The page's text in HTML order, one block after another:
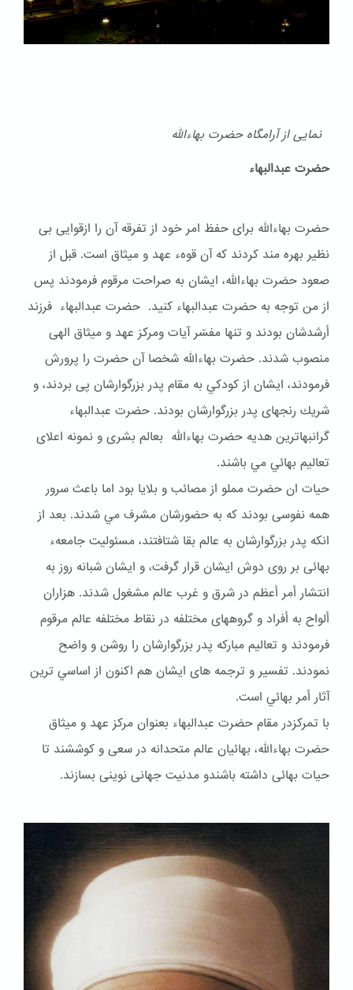
نمایی از آرامگاه حضرت بهاءالله
حضرت عبدالبهاء
حضرت بهاءالله برای حفظ امر خود از تفرقه آن را ازقوایی بی
نظیر بهره مند کردند که آن قوهء عهد و ميثاق است. قبل از
صعود حضرت بهاءالله، ایشان به صراحت مرقوم فرمودند پس
از من توجه به حضرت عبدالبهاء كنيد. حضرت عبدالبهاء فرزند
أرشدشان بودند و تنها مفسّر آيات ومركز عهد و ميثاق الهى
منصوب شدند. حضرت بهاءالله شخصا آن حضرت را پرورش
فرمودند، ايشان از كودكي به مقام پدر بزرگوارشان پى بردند، و
شريك رنجهاى پدر بزرگوارشان بودند. حضرت عبدالبهاء
گرانبهاترين هديه حضرت بهاءالله بعالم بشرى و نمونه اعلاى
تعاليم بهائي مي باشند.
حيات ان حضرت مملو از مصائب و بلايا بود اما باعث سرور
همه نفوسى بودند كه به حضورشان مشرف مي شدند. بعد از
انكه پدر بزرگوارشان به عالم بقا شتافتند، مسئوليت جامعهء
بهائى بر روى دوش ايشان قرار گرفت، و ايشان شبانه روز به
انتشار أمر أعظم در شرق و غرب عالم مشغول شدند. هزاران
ألواح به أفراد و گروههاى مختلفه در نقاط مختلفه عالم مرقوم
فرمودند و تعاليم مباركه پدر بزرگوارشان را روشن و واضح
نمودند. تفسير و ترجمه هاى ايشان هم اكنون از اساسي ترين
آثار أمر بهائي است.
با تمرکزدر مقام حضرت عبدالبهاء بعنوان مركز عهد و ميثاق
حضرت بهاءالله، بهائيان عالم متحدانه در سعى و كوششند تا
حيات بهائى داشته باشندو مدنيت جهانى نوينى بسازند.